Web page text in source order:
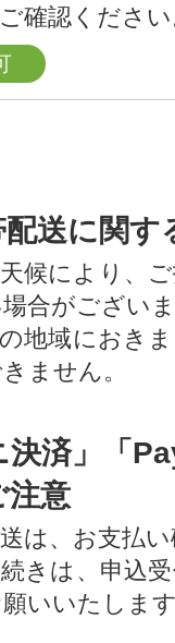
確認ください
送に関す
候により、
合がございま
地域におき
ません。
決済」「
注意
は、お支払
きは、申込
いいたします